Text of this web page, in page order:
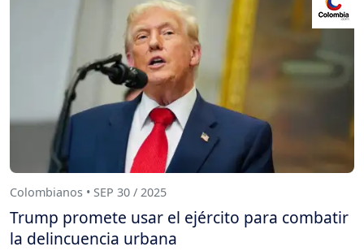
Colombianos • SEP 30 / 2025
Trump promete usar el ejército para combatir
la delincuencia urbana